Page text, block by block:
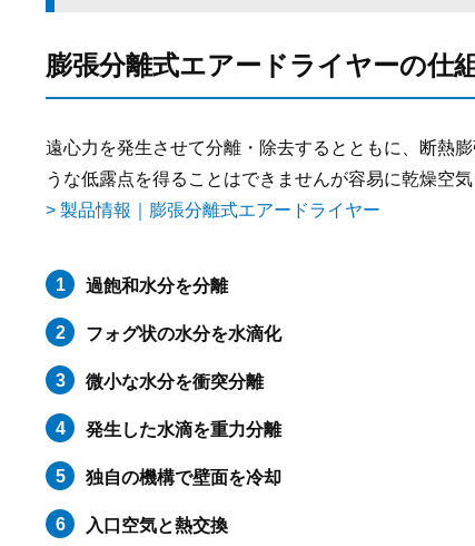
膨張分離式エアードライヤーの仕
遠心力を発生させて分離・除去するとともに、断熱
うな低露点を得ることはできませんが容易に乾燥空気
> 製品情報｜膨張分離式エアードライヤー
過飽和水分を分離
フォグ状の水分を水滴化
微小な水分を衝突分離
発生した水滴を重力分離
独自の機構で壁面を冷却
入口空気と熱交換